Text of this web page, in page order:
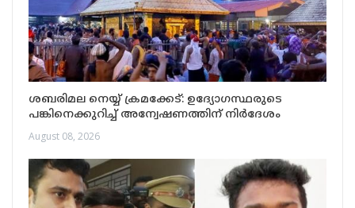
ശബരിമല നെയ്യ് ക്രമക്കേട്: ഉദ്യോഗസ്ഥരുടെ
പങ്കിനെക്കുറിച്ച് അന്വേഷണത്തിന് നിർദേശം
August 08, 2026